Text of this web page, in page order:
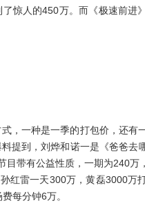
惊人的450万。而《极速前进
，一种是一季的打包价，还有
提到，刘烨和诺一是《爸爸去
目带有公益性质，一期为240万
红雷一天300万，黄磊3000万
每分钟6万。